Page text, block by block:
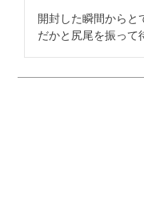
開封した瞬間からと
だかと尻尾を振って